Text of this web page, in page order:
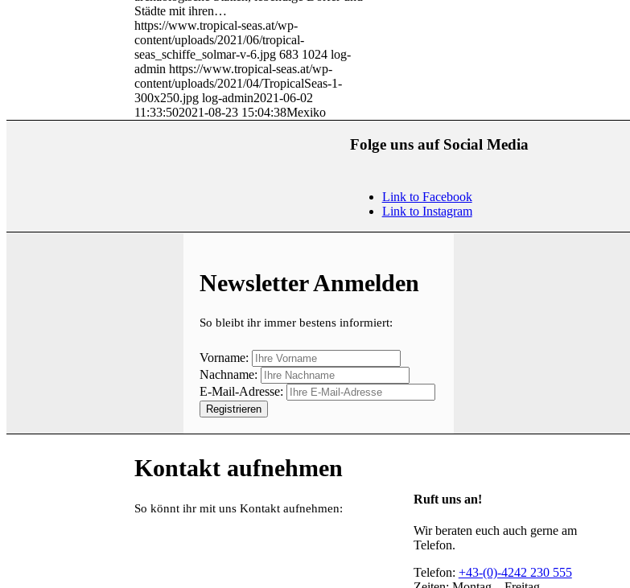
Städte mit ihren…
https://www.tropical-seas.at/wp-
content/uploads/2021/06/tropical-
seas_schiffe_solmar-v-6.jpg 683 1024 log-
admin https://www.tropical-seas.at/wp-
content/uploads/2021/04/TropicalSeas-1-
300x250.jpg log-admin2021-06-02
11:33:502021-08-23 15:04:38Mexiko
Folge uns auf Social Media
Link to Facebook
Link to Instagram
Newsletter Anmelden
So bleibt ihr immer bestens informiert:
Vorname:
Nachname:
E-Mail-Adresse:
Kontakt aufnehmen
So könnt ihr mit uns Kontakt aufnehmen:
Ruft uns an!
Wir beraten euch auch gerne am
Telefon.
Telefon: +43-(0)-4242 230 555